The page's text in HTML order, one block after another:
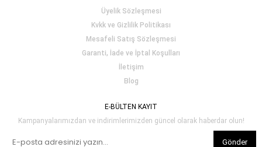
Üyelik Sözleşmesi
Kvkk ve Gizlilik Politikası
Mesafeli Satış Sözleşmesi
Garanti, İade ve İptal Koşulları
İletişim
Blog
E-BÜLTEN KAYIT
Kampanyalarımızdan ve indirimlerimizden güncel olarak haberdar olun!
Gönder